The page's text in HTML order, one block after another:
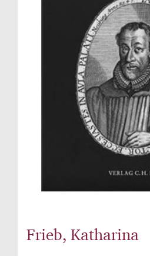
Frieb, Katharina